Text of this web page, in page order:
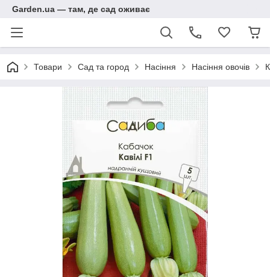
Garden.ua — там, де сад оживає
Товари Сад та город Насіння Насіння овочів